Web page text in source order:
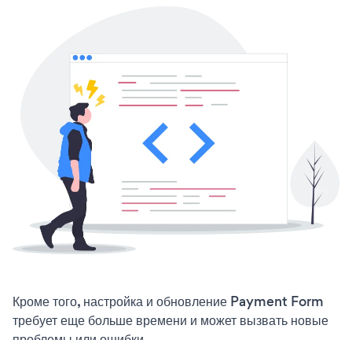
Кроме того, настройка и обновление Payment Form
требует еще больше времени и может вызвать новые